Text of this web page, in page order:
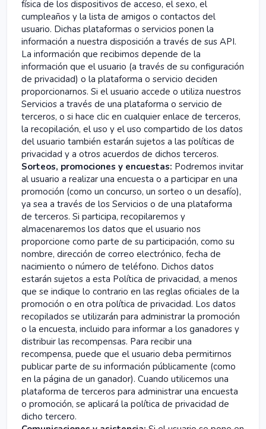
física de los dispositivos de acceso, el sexo, el
cumpleaños y la lista de amigos o contactos del
usuario. Dichas plataformas o servicios ponen la
información a nuestra disposición a través de sus API.
La información que recibimos depende de la
información que el usuario (a través de su configuración
de privacidad) o la plataforma o servicio deciden
proporcionarnos. Si el usuario accede o utiliza nuestros
Servicios a través de una plataforma o servicio de
terceros, o si hace clic en cualquier enlace de terceros,
la recopilación, el uso y el uso compartido de los datos
del usuario también estarán sujetos a las políticas de
privacidad y a otros acuerdos de dichos terceros.
Sorteos, promociones y encuestas: Podremos invitar
al usuario a realizar una encuesta o a participar en una
promoción (como un concurso, un sorteo o un desafío),
ya sea a través de los Servicios o de una plataforma
de terceros. Si participa, recopilaremos y
almacenaremos los datos que el usuario nos
proporcione como parte de su participación, como su
nombre, dirección de correo electrónico, fecha de
nacimiento o número de teléfono. Dichos datos
estarán sujetos a esta Política de privacidad, a menos
que se indique lo contrario en las reglas oficiales de la
promoción o en otra política de privacidad. Los datos
recopilados se utilizarán para administrar la promoción
o la encuesta, incluido para informar a los ganadores y
distribuir las recompensas. Para recibir una
recompensa, puede que el usuario deba permitirnos
publicar parte de su información públicamente (como
en la página de un ganador). Cuando utilicemos una
plataforma de terceros para administrar una encuesta
o promoción, se aplicará la política de privacidad de
dicho tercero.